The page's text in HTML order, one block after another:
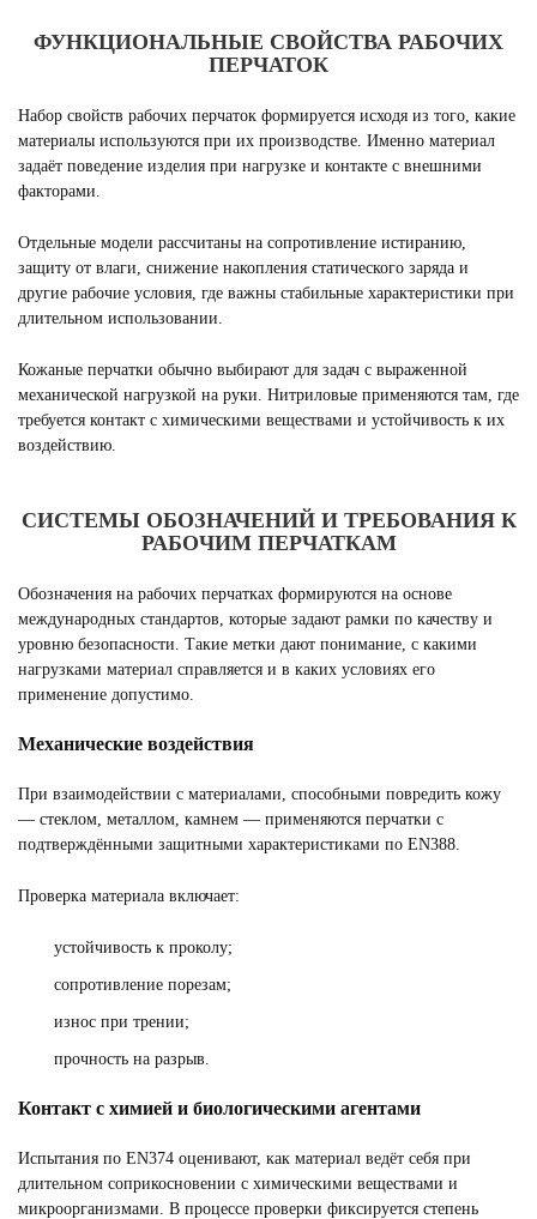
ФУНКЦИОНАЛЬНЫЕ СВОЙСТВА РАБОЧИХ
ПЕРЧАТОК
Набор свойств рабочих перчаток формируется исходя из того, какие
материалы используются при их производстве. Именно материал
задаёт поведение изделия при нагрузке и контакте с внешними
факторами.
Отдельные модели рассчитаны на сопротивление истиранию,
защиту от влаги, снижение накопления статического заряда и
другие рабочие условия, где важны стабильные характеристики при
длительном использовании.
Кожаные перчатки обычно выбирают для задач с выраженной
механической нагрузкой на руки. Нитриловые применяются там, где
требуется контакт с химическими веществами и устойчивость к их
воздействию.
СИСТЕМЫ ОБОЗНАЧЕНИЙ И ТРЕБОВАНИЯ К
РАБОЧИМ ПЕРЧАТКАМ
Обозначения на рабочих перчатках формируются на основе
международных стандартов, которые задают рамки по качеству и
уровню безопасности. Такие метки дают понимание, с какими
нагрузками материал справляется и в каких условиях его
применение допустимо.
Механические воздействия
При взаимодействии с материалами, способными повредить кожу
— стеклом, металлом, камнем — применяются перчатки с
подтверждёнными защитными характеристиками по EN388.
Проверка материала включает:
устойчивость к проколу;
сопротивление порезам;
износ при трении;
прочность на разрыв.
Контакт с химией и биологическими агентами
Испытания по EN374 оценивают, как материал ведёт себя при
длительном соприкосновении с химическими веществами и
микроорганизмами. В процессе проверки фиксируется степень